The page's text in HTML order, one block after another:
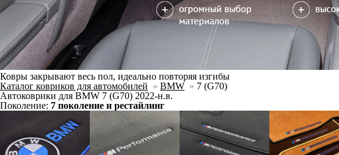
Ковры закрывают весь пол, идеально повторяя изгибы
Каталог ковриков для автомобилей » BMW » 7 (G70)
Автоковрики для BMW 7 (G70) 2022-н.в.
Поколение: 7 поколение и рестайлинг